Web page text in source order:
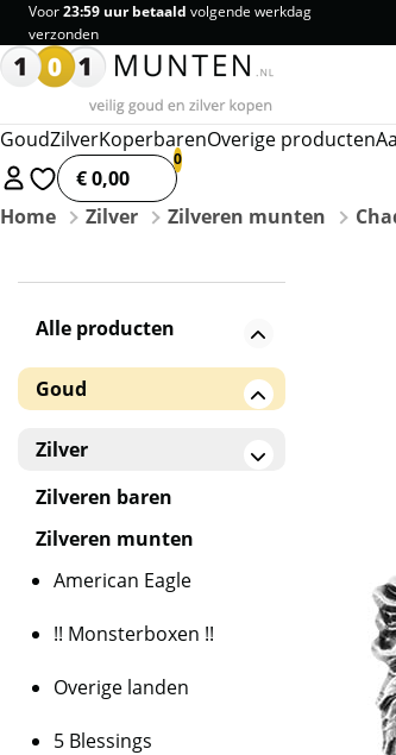
Voor23:59 uur betaald volgende werkdag
verzonden
GoudZilverKoperbarenOverige producten
€ 0,00
Home
Zilver Zilveren munten
Alle producten
Goud
Gouden baren
Zilver
Zilveren baren
Zilveren munten
American Eagle
!! Monsterboxen !!
Overige landen
5 Blessings